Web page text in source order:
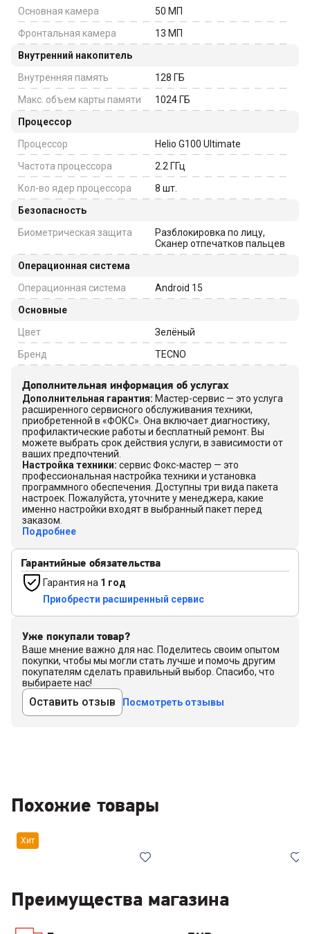
Основная камера
50 МП
Фронтальная камера
13 МП
Внутренний накопитель
Внутренняя память
128 ГБ
Макс. объем карты памяти
1024 ГБ
Процессор
Процессор
Helio G100 Ultimate
Частота процессора
2.2 ГГц
Кол-во ядер процессора
8 шт.
Безопасность
Биометрическая защита
Разблокировка по лицу,
Сканер отпечатков пальцев
Операционная система
Операционная система
Android 15
Основные
Цвет
Зелёный
Бренд
TECNO
Дополнительная информация об услугах
Дополнительная гарантия: Мастер-сервис — это услуга
расширенного сервисного обслуживания техники,
приобретенной в «ФОКС». Она включает диагностику,
профилактические работы и бесплатный ремонт. Вы
можете выбрать срок действия услуги, в зависимости от
ваших предпочтений.
Настройка техники: сервис Фокс-мастер — это
профессиональная настройка техники и установка
программного обеспечения. Доступны три вида пакета
настроек. Пожалуйста, уточните у менеджера, какие
именно настройки входят в выбранный пакет перед
заказом.
Подробнее
Гарантийные обязательства
Гарантия на 1 год
Приобрести расширенный сервис
Уже покупали товар?
Ваше мнение важно для нас. Поделитесь своим опытом
покупки, чтобы мы могли стать лучше и помочь другим
покупателям сделать правильный выбор. Спасибо, что
выбираете нас!
Оставить отзыв Посмотреть отзывы
Похожие товары
Хит
Преимущества магазина